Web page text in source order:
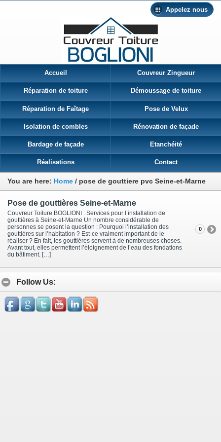
Appelez nous
Accueil Couvreur Zingueur
Réparation de toiture Démoussage de toiture
Réparation de Faîtage Pose de Velux
Isolation de combles Rénovation de façade
Bardage de façade Etanchéité
Réalisations Contact
You are here: Home / pose de gouttiere pvc Seine-et-Marne
Pose de gouttières Seine-et-Marne
Couvreur Toiture BOGLIONI : Services pour l’installation de
gouttières à Seine-et-Marne Un nombre considérable de
personnes se posent la question : Pourquoi l’installation des
gouttières sur l’habitation ? Est-ce vraiment important de le
réaliser ? En fait, les gouttières servent à de nombreuses choses.
Avant tout, elles permettent l’éloignement de l’eau des fondations
du bâtiment. […]
0
Follow Us: